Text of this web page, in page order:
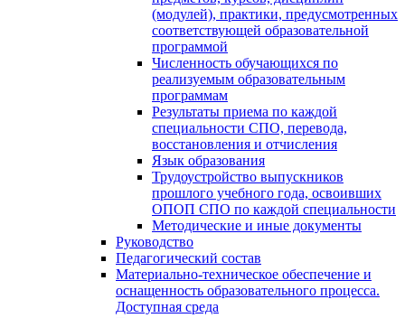
(модулей), практики, предусмотренных
соответствующей образовательной
программой
Численность обучающихся по
реализуемым образовательным
программам
Результаты приема по каждой
специальности СПО, перевода,
восстановления и отчисления
Язык образования
Трудоустройство выпускников
прошлого учебного года, освоивших
ОПОП СПО по каждой специальности
Методические и иные документы
Руководство
Педагогический состав
Материально-техническое обеспечение и
оснащенность образовательного процесса.
Доступная среда